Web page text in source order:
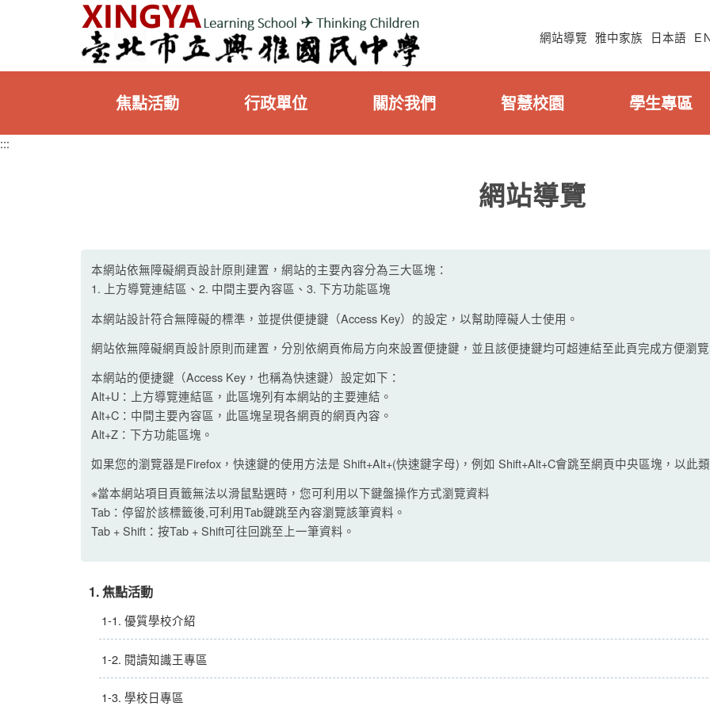
:::
網站導覽 雅中家族 日本語 E
焦點活動 行政單位 關於我們 智慧校園 學生專區
:::
網站導覽
本網站依無障礙網頁設計原則建置，網站的主要內容分為三大區塊：
1. 上方導覽連結區、2. 中間主要內容區、3. 下方功能區塊
本網站設計符合無障礙的標準，並提供便捷鍵（Access Key）的設定，以幫助障礙人士使用。
網站依無障礙網頁設計原則而建置，分別依網頁佈局方向來設置便捷鍵，並且該便捷鍵均可超連結至此頁完成方便瀏
本網站的便捷鍵（Access Key，也稱為快速鍵）設定如下：
Alt+U：上方導覽連結區，此區塊列有本網站的主要連結。
Alt+C：中間主要內容區，此區塊呈現各網頁的網頁內容。
Alt+Z：下方功能區塊。
如果您的瀏覽器是Firefox，快速鍵的使用方法是 Shift+Alt+(快速鍵字母)，例如 Shift+Alt+C會跳至網頁中央區塊，以此
※當本網站項目頁籤無法以滑鼠點選時，您可利用以下鍵盤操作方式瀏覽資料
Tab：停留於該標籤後,可利用Tab鍵跳至內容瀏覽該筆資料。
Tab + Shift：按Tab + Shift可往回跳至上一筆資料。
1. 焦點活動
1-1. 優質學校介紹
1-2. 閱讀知識王專區
1-3. 學校日專區